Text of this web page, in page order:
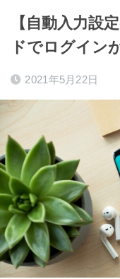
【自動入力設
ドでログイン
2021年5月22日